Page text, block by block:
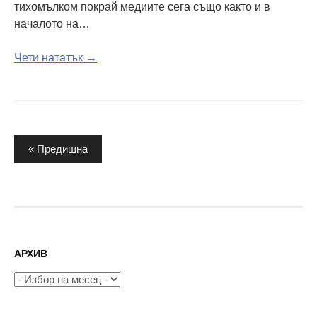
тихомълком покрай медиите сега също както и в
началото на…
Чети нататък →
Разделяне
на
« Предишна
АРХИВ
Архив